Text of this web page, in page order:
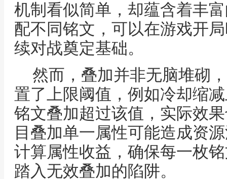
机制看似简单，却蕴含着丰
配不同铭文，可以在游戏开
续对战奠定基础。
然而，叠加并非无脑堆砌
置了上限阈值，例如冷却缩
铭文叠加超过该值，实际效
目叠加单一属性可能造成资
计算属性收益，确保每一枚
踏入无效叠加的陷阱。